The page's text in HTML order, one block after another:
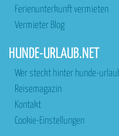
Ferienunterkunft vermieten
Vermieter Blog
HUNDE-URLAUB.NET
Wer steckt hinter hunde-
Reisemagazin
Kontakt
Cookie-Einstellungen